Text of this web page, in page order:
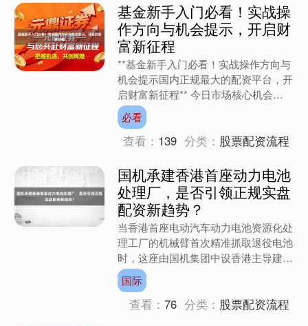
基金新手入门必看！实战操
作方向与机会提示，开启财
富新征程
**基金新手入门必看！实战操作方向与
机会提示国内正规最大的配资平台，开
启财富新征程** 今日市场核心机会聚
焦于科技成长板块的反弹动能，而潜在
风险则来自周期板块的....
必看
查看： 139 分类： 股票配资流程
国机承建香港首座动力电池
处理厂，是否引领正规实盘
配资新趋势？
当香港首座电动汽车动力电池资源化处
理工厂的机械臂首次精准抓取退役电池
时，这座由国机集团中设香港主导建设
的工厂，不仅标志着香港在绿色产业转
型中迈出关键一步国内正规....
国际
查看：76 分类： 股票配资流程